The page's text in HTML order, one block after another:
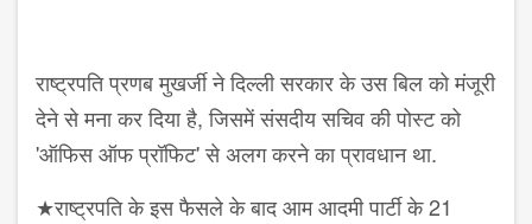
राष्ट्रपति प्रणब मुखर्जी ने दिल्ली सरकार के उस बिल को मंजूरी
देने से मना कर दिया है, जिसमें संसदीय सचिव की पोस्ट को
'ऑफिस ऑफ प्रॉफिट' से अलग करने का प्रावधान था.
★राष्ट्रपति के इस फैसले के बाद आम आदमी पार्टी के 21